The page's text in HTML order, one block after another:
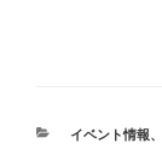
カ
イベント情報、